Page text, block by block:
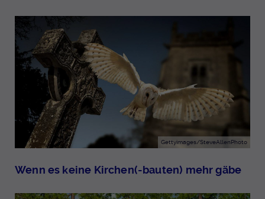
Gettyimages/SteveAllenPhoto
Wenn es keine Kirchen(-bauten) mehr gäbe